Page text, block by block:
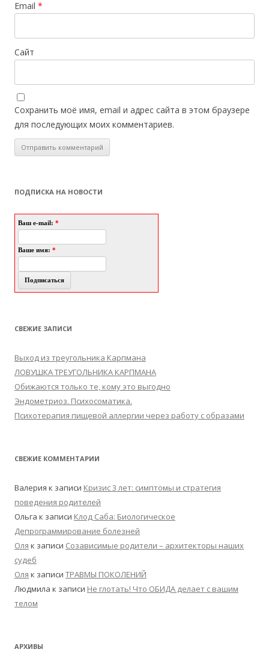
Email *
Сайт
Сохранить моё имя, email и адрес сайта в этом браузере
для последующих моих комментариев.
ПОДПИСКА НА НОВОСТИ
Ваш e-mail: *
Ваше имя: *
СВЕЖИЕ ЗАПИСИ
Выход из треугольника Карпмана
ЛОВУШКА ТРЕУГОЛЬНИКА КАРПМАНА
Обижаются только те, кому это выгодно
Эндометриоз. Психосоматика.
Психотерапия пищевой аллергии через работу с образами
СВЕЖИЕ КОММЕНТАРИИ
Валерия к записи Кризис 3 лет: симптомы и стратегия
поведения родителей
Ольга к записи Клод Саба: Биологическое
Депрограммирование болезней
Оля к записи Созависимые родители – архитекторы наших
судеб
Оля к записи ТРАВМЫ ПОКОЛЕНИЙ
Людмила к записи Не глотать! Что ОБИДА делает с вашим
телом
АРХИВЫ